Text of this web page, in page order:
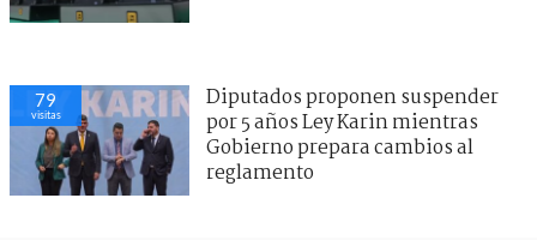
79
visitas
Diputados proponen suspender
por 5 años Ley Karin mientras
Gobierno prepara cambios al
reglamento